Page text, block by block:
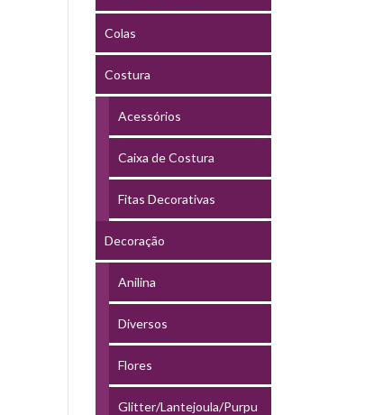
Colas
Costura
Acessórios
Caixa de Costura
Fitas Decorativas
Decoração
Anilina
Diversos
Flores
Glitter/Lantejoula/Purpu